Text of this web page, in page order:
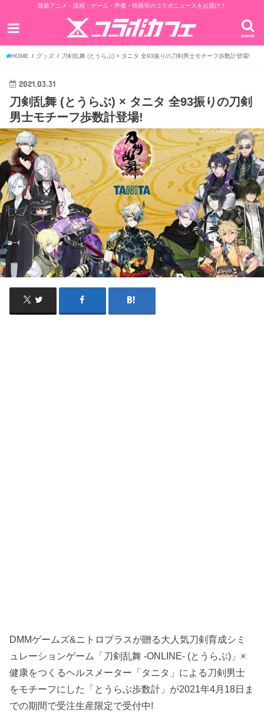
最新アニメ・漫画・ゲーム・声優・映画等のコラボニュースをお届け！
search
HOME グッズ 刀剣乱舞 (とうらぶ) × タニタ 全93振りの刀剣男士モチーフ歩数計登場!
2021.03.31
刀剣乱舞 (とうらぶ) × タニタ 全93振りの刀剣
男士モチーフ歩数計登場!
DMMゲームズ&ニトロプラスが贈る大人気刀剣育成シミ
ュレーションゲーム「刀剣乱舞 -ONLINE- (とうらぶ)」×
健康をつくるヘルスメーター「タニタ」による刀剣男士
をモチーフにした「とうらぶ歩数計」が2021年4月18日ま
での期間で受注生産限定で受付中!